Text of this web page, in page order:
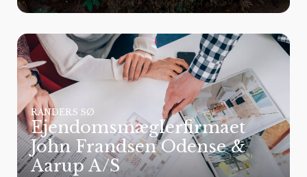
RANDERS SØ
Ejendomsmæglerfirmaet
John Frandsen Odense &
Aarup A/S